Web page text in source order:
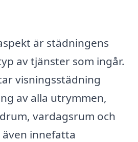
är städningens
av tjänster som ingår.
visningsstädning
av alla utrymmen,
vardagsrum och
innefatta